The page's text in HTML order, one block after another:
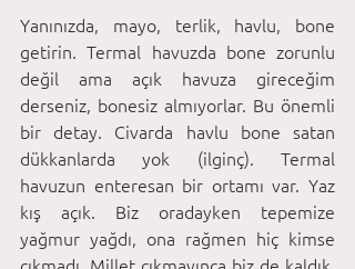
Yanınızda, mayo, terlik, havlu, bone
getirin. Termal havuzda bone zorunlu
değil ama açık havuza gireceğim
derseniz, bonesiz almıyorlar. Bu önemli
bir detay. Civarda havlu bone satan
dükkanlarda yok (ilginç). Termal
havuzun enteresan bir ortamı var. Yaz
kış açık. Biz oradayken tepemize
yağmur yağdı, ona rağmen hiç kimse